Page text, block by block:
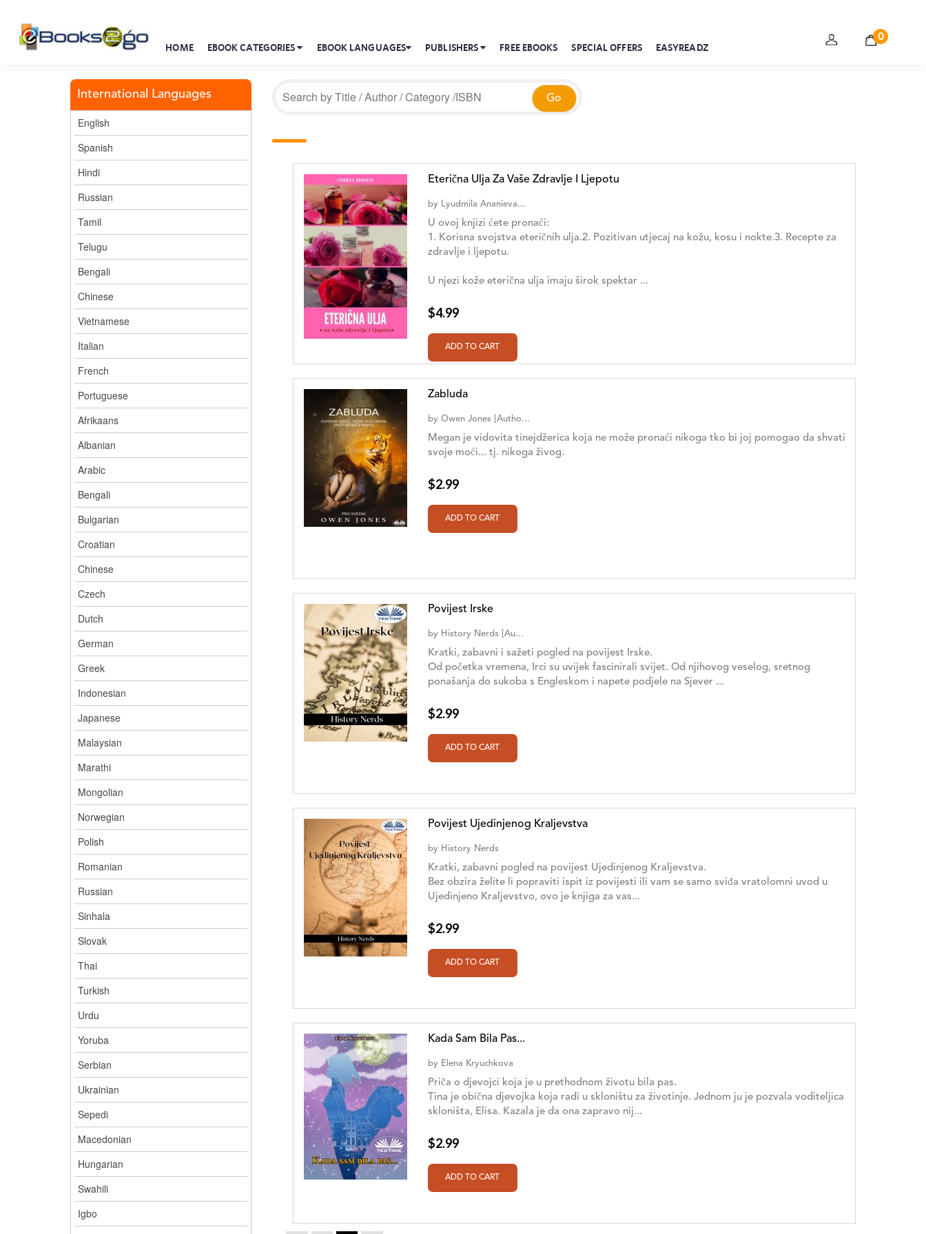
HOME EBOOK CATEGORIES EBOOK LANGUAGES PUBLISHERS FREE EBOOKS SPECIAL OFFERS EASYREADZ
0
International Languages
English
Spanish
Hindi
Russian
Tamil
Telugu
Bengali
Chinese
Vietnamese
Italian
French
Portuguese
Afrikaans
Albanian
Arabic
Bengali
Bulgarian
Croatian
Chinese
Czech
Dutch
German
Greek
Indonesian
Japanese
Malaysian
Marathi
Mongolian
Norwegian
Polish
Romanian
Russian
Sinhala
Slovak
Thai
Turkish
Urdu
Yoruba
Serbian
Ukrainian
Sepedi
Macedonian
Hungarian
Swahili
Igbo
Eterična Ulja Za Vaše Zdravlje I Ljepotu
by Lyudmila Ananieva...
U ovoj knjizi ćete pronaći:
1. Korisna svojstva eteričnih ulja.2. Pozitivan utjecaj na kožu, kosu i nokte.3. Recepte za
zdravlje i ljepotu.
U njezi kože eterična ulja imaju širok spektar ...
$4.99
Zabluda
by Owen Jones [Autho...
Megan je vidovita tinejdžerica koja ne može pronaći nikoga tko bi joj pomogao da shvati
svoje moći... tj. nikoga živog.
$2.99
Povijest Irske
by History Nerds [Au...
Kratki, zabavni i sažeti pogled na povijest Irske.
Od početka vremena, Irci su uvijek fascinirali svijet. Od njihovog veselog, sretnog
ponašanja do sukoba s Engleskom i napete podjele na Sjever ...
$2.99
Povijest Ujedinjenog Kraljevstva
by History Nerds
Kratki, zabavni pogled na povijest Ujedinjenog Kraljevstva.
Bez obzira želite li popraviti ispit iz povijesti ili vam se samo sviđa vratolomni uvod u
Ujedinjeno Kraljevstvo, ovo je knjiga za vas...
$2.99
Kada Sam Bila Pas...
by Elena Kryuchkova
Priča o djevojci koja je u prethodnom životu bila pas.
Tina je obična djevojka koja radi u skloništu za životinje. Jednom ju je pozvala voditeljica
skloništa, Elisa. Kazala je da ona zapravo nij...
$2.99